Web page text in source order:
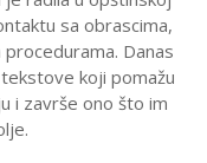
sa obrascima,
Danas
koji pomažu
i završe ono što im